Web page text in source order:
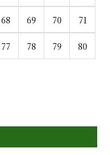
68 69 70 71
77 78 79 80